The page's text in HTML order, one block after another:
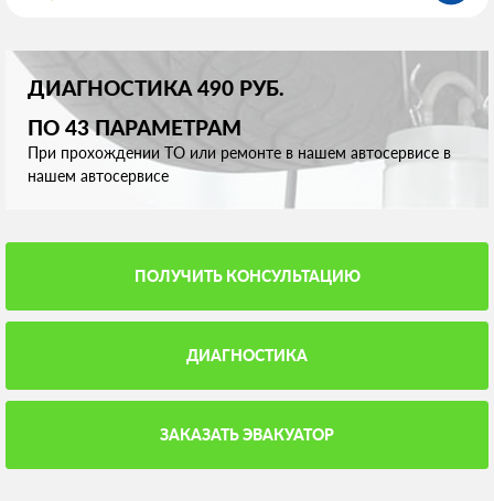
ДИАГНОСТИКА 490 РУБ.
ПО 43 ПАРАМЕТРАМ
При прохождении ТО или ремонте в нашем автосервисе в
нашем автосервисе
ПОЛУЧИТЬ КОНСУЛЬТАЦИЮ
ДИАГНОСТИКА
ЗАКАЗАТЬ ЭВАКУАТОР